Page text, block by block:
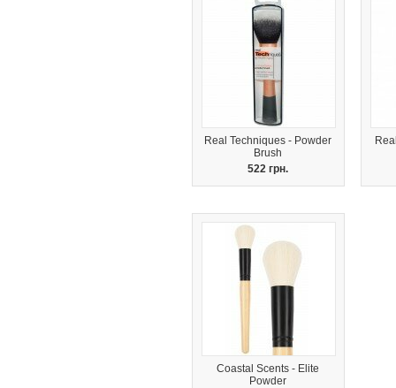
Real Techniques - Powder
Brush
522 грн.
Coastal Scents - Elite
Powder